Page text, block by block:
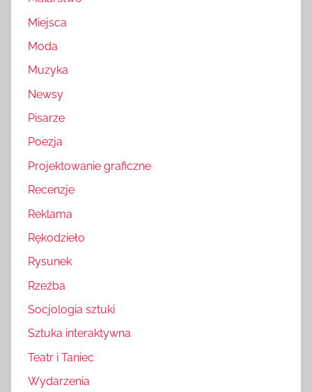
Miejsca
Moda
Muzyka
Newsy
Pisarze
Poezja
Projektowanie graficzne
Recenzje
Reklama
Rękodzieło
Rysunek
Rzeźba
Socjologia sztuki
Sztuka interaktywna
Teatr i Taniec
Wydarzenia